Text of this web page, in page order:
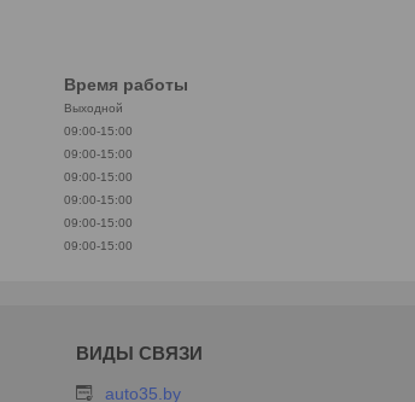
Время работы
Выходной
09:00-15:00
09:00-15:00
09:00-15:00
09:00-15:00
09:00-15:00
09:00-15:00
auto35.by